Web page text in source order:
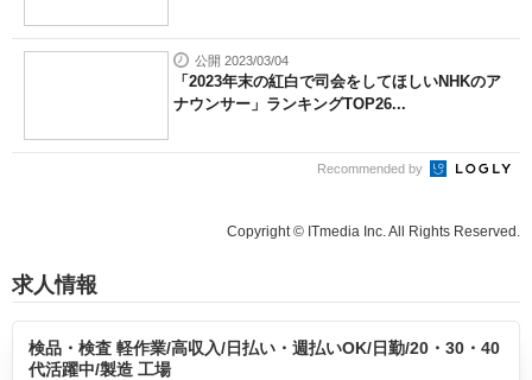
公開 2023/03/04
「2023年末の紅白で司会をしてほしいNHKのア
ナウンサー」ランキングTOP26...
Recommended by
Copyright © ITmedia Inc. All Rights Reserved.
求人情報
検品・検査 軽作業/高収入/日払い・週払いOK/日勤/20・30・40
代活躍中/製造 工場